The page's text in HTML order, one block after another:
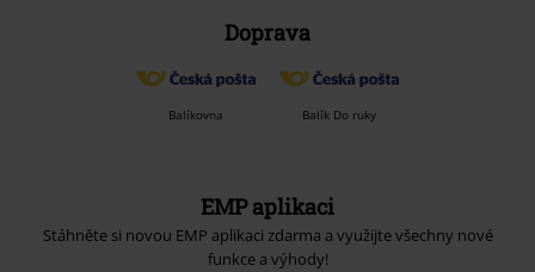
Doprava
Balíkovna Balík Do ruky
EMP aplikaci
Stáhněte si novou EMP aplikaci zdarma a využijte všechny nové
funkce a výhody!